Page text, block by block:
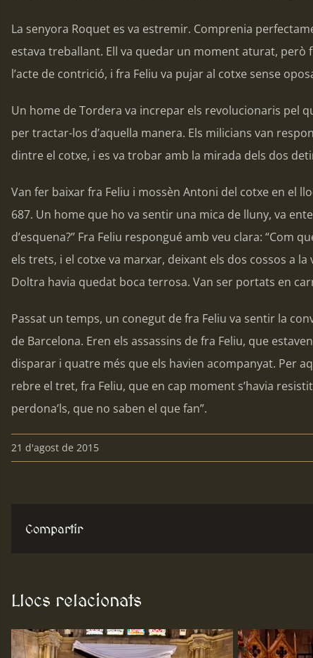
La senyora Roquet es va estremir. Comprenia
estava treballant. Ell va quedar un moment aturat, però
l’acte de contrició, i fra Feliu va pujar al cotxe sense
Un home de Tordera va increpar els revolucionaris pel
per tractar-los d’aquella manera. Els milicians van
dintre el cotxe, i es va trobar amb la mirada dels dos
Van fer baixar fra Feliu i mossèn Antoni del cotxe en el
687. Un home que ho va sentir una mica de lluny, va
d’esquena?” Fra Feliu respongué amb veu clara: “Com
els trets, i el cotxe va marxar, deixant els dos cossos a
Doltra havia quedat boca terrosa. Van ser portats en
Passat un temps, un conegut de fra Feliu va sentir la
de Barcelona. Eren els assassins de fra Feliu, que
disparar i quatre més que els havien acompanyat. Per
rebre el tret, fra Feliu, que en cap moment s’havia
perdona’ls, que no saben el que fan”.
21 d'agost de 2015
Compartir
Llocs relacionats